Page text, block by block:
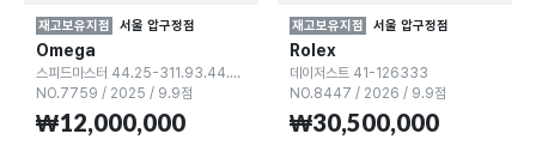
재고보유지점 서울 압구정점
Omega
스피드마스터 44.25-311.93.44.51.99.002
NO.7759 / 2025 / 9.9점
₩12,000,000
재고보유지점 서울 압구정점
Rolex
데이저스트 41-126333
NO.8447 / 2026 / 9.9점
₩30,500,000